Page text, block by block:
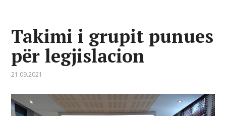
Takimi i grupit punues
për legjislacion
21.09.2021